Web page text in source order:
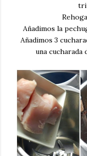
Añadimos la
Añadimos 3
una cucharada